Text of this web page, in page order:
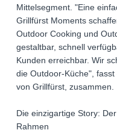
Mittelsegment. "Eine
Grillfürst Moments
Outdoor Cooking und
gestaltbar, schnell
Kunden erreichbar. Wir
die Outdoor-Küche",
von Grillfürst, zusammen.
Die einzigartige Story:
Rahmen